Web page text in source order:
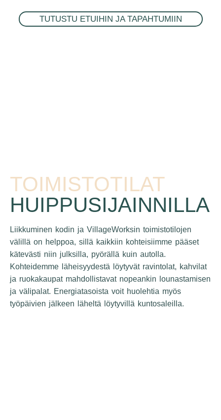
TUTUSTU ETUIHIN JA TAPAHTUMIIN
TOIMISTOTILAT
HUIPPUSIJAINNILLA
Liikkuminen kodin ja VillageWorksin toimistotilojen
välillä on helppoa, sillä kaikkiin kohteisiimme pääset
kätevästi niin julksilla, pyörällä kuin autolla.
Kohteidemme läheisyydestä löytyvät ravintolat, kahvilat
ja ruokakaupat mahdollistavat nopeankin lounastamisen
ja välipalat. Energiatasoista voit huolehtia myös
työpäivien jälkeen läheltä löytyvillä kuntosaleilla.